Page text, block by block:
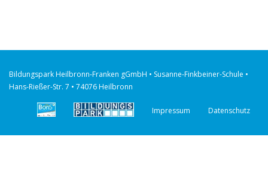
Bildungspark Heilbronn-Franken gGmbH • Susanne-Finkbeiner-Schule •
Hans-Rießer-Str. 7 • 74076 Heilbronn
Impressum Datenschutz